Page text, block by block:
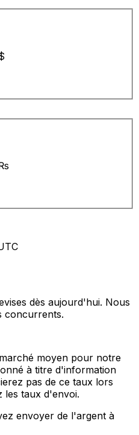
dès aujourd'hui. Nous
concurrents.
moyen pour notre
à titre d'information
pas de ce taux lors
les taux d'envoi.
envoyer de l'argent à